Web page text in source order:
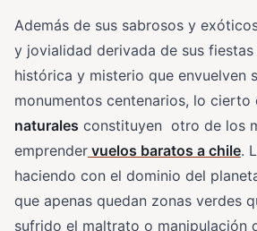
Además de sus sabrosos y
y jovialidad derivada de sus
histórica y misterio que envuelven
monumentos centenarios, lo cierto
naturales constituyen otro de los
emprender vuelos baratos a chile.
haciendo con el dominio del
que apenas quedan zonas verdes
sufrido el maltrato o manipulación